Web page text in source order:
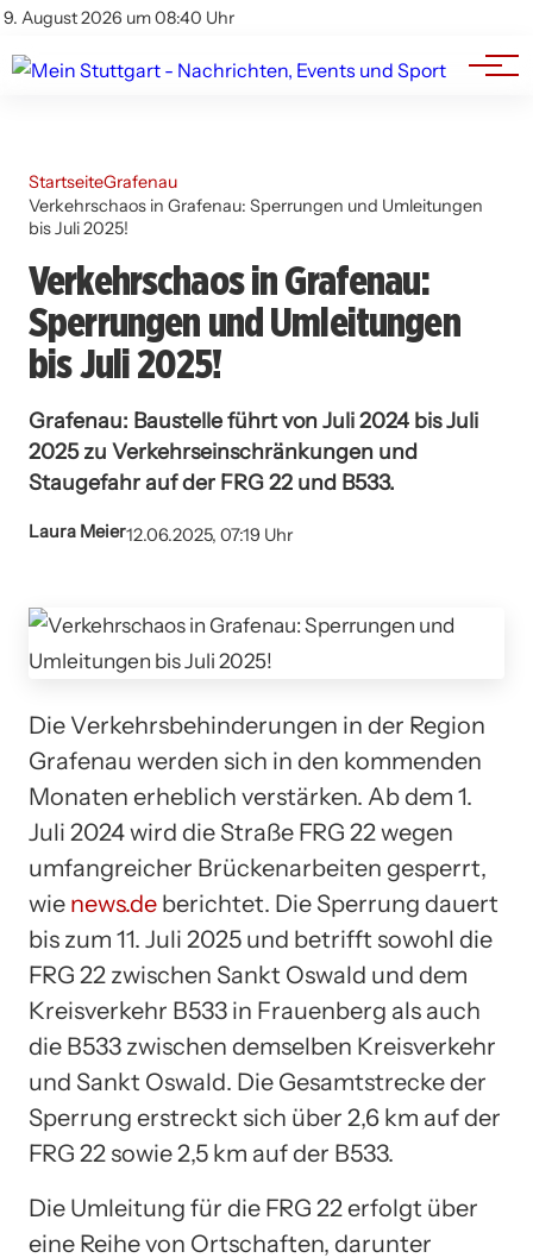
9. August 2026 um 08:40 Uhr
Impressum
Branchenbuch
Werbung
StartseiteGrafenau
Verkehrschaos in Grafenau: Sperrungen und Umleitungen
bis Juli 2025!
Verkehrschaos in Grafenau:
Sperrungen und Umleitungen
bis Juli 2025!
Grafenau: Baustelle führt von Juli 2024 bis Juli
2025 zu Verkehrseinschränkungen und
Staugefahr auf der FRG 22 und B533.
Laura Meier12.06.2025, 07:19 Uhr
Die Verkehrsbehinderungen in der Region
Grafenau werden sich in den kommenden
Monaten erheblich verstärken. Ab dem 1.
Juli 2024 wird die Straße FRG 22 wegen
umfangreicher Brückenarbeiten gesperrt,
wie news.de berichtet. Die Sperrung dauert
bis zum 11. Juli 2025 und betrifft sowohl die
FRG 22 zwischen Sankt Oswald und dem
Kreisverkehr B533 in Frauenberg als auch
die B533 zwischen demselben Kreisverkehr
und Sankt Oswald. Die Gesamtstrecke der
Sperrung erstreckt sich über 2,6 km auf der
FRG 22 sowie 2,5 km auf der B533.
Die Umleitung für die FRG 22 erfolgt über
eine Reihe von Ortschaften, darunter